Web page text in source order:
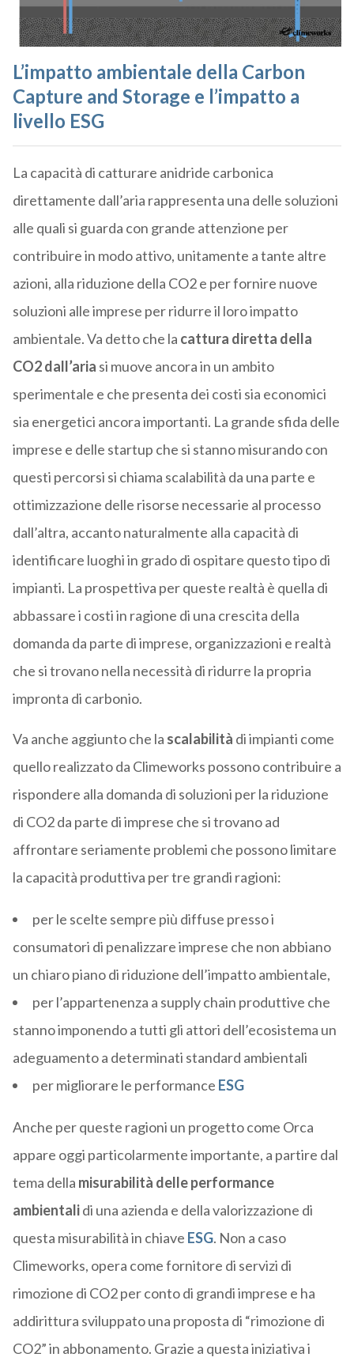
L’impatto ambientale della Carbon
Capture and Storage e l’impatto a
livello ESG
La capacità di catturare anidride carbonica
direttamente dall’aria rappresenta una delle soluzioni
alle quali si guarda con grande attenzione per
contribuire in modo attivo, unitamente a tante altre
azioni, alla riduzione della CO2 e per fornire nuove
soluzioni alle imprese per ridurre il loro impatto
ambientale. Va detto che la cattura diretta della
CO2 dall’aria si muove ancora in un ambito
sperimentale e che presenta dei costi sia economici
sia energetici ancora importanti. La grande sfida delle
imprese e delle startup che si stanno misurando con
questi percorsi si chiama scalabilità da una parte e
ottimizzazione delle risorse necessarie al processo
dall’altra, accanto naturalmente alla capacità di
identificare luoghi in grado di ospitare questo tipo di
impianti. La prospettiva per queste realtà è quella di
abbassare i costi in ragione di una crescita della
domanda da parte di imprese, organizzazioni e realtà
che si trovano nella necessità di ridurre la propria
impronta di carbonio.
Va anche aggiunto che la scalabilità di impianti come
quello realizzato da Climeworks possono contribuire a
rispondere alla domanda di soluzioni per la riduzione
di CO2 da parte di imprese che si trovano ad
affrontare seriamente problemi che possono limitare
la capacità produttiva per tre grandi ragioni:
per le scelte sempre più diffuse presso i
consumatori di penalizzare imprese che non abbiano
un chiaro piano di riduzione dell’impatto ambientale,
per l’appartenenza a supply chain produttive che
stanno imponendo a tutti gli attori dell’ecosistema un
adeguamento a determinati standard ambientali
per migliorare le performance ESG
Anche per queste ragioni un progetto come Orca
appare oggi particolarmente importante, a partire dal
tema della misurabilità delle performance
ambientalidi una azienda e della valorizzazione di
questa misurabilità in chiave ESG. Non a caso
Climeworks, opera come fornitore di servizi di
rimozione di CO2 per conto di grandi imprese e ha
addirittura sviluppato una proposta di “rimozione di
CO2” in abbonamento. Grazie a questa iniziativa i